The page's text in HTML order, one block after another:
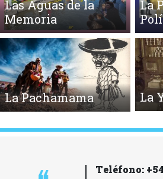
Las Aguas de la
Memoria
La
La Pachamama La
Teléfono: